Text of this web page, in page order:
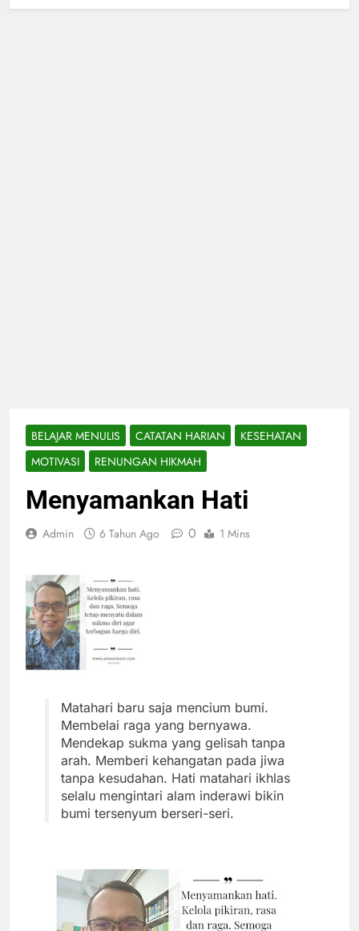
BELAJAR MENULIS CATATAN HARIAN
KESEHATAN
MOTIVASI
RENUNGAN HIKMAH
Menyamankan Hati
Admin 6 Tahun Ago 0 1 Mins
Matahari baru saja mencium bumi.
Membelai raga yang bernyawa.
Mendekap sukma yang gelisah tanpa
arah. Memberi kehangatan pada jiwa
tanpa kesudahan. Hati matahari ikhlas
selalu mengintari alam inderawi bikin
bumi tersenyum berseri-seri.